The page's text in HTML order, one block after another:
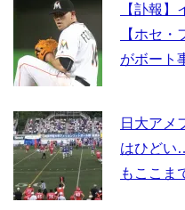
【訃報
【ホセ・
がボート
日大アメ
はひどい
もここま